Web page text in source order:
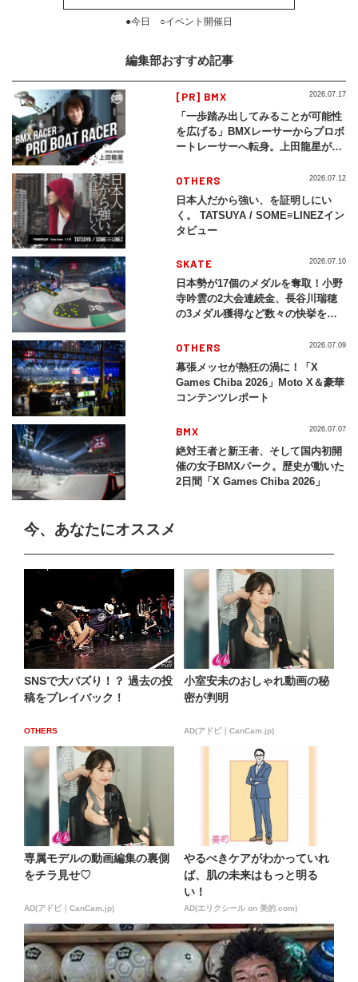
●今日 ○イベント開催日
編集部おすすめ記事
[PR] BMX
「一歩踏み出してみることが可能性
を広げる」BMXレーサーからプロボ
ートレーサーへ転身。上田龍星が体
2026.07.17
OTHERS
日本人だから強い、を証明しにい
く。 TATSUYA / SOME≡LINEZイン
タビュー
2026.07.12
SKATE
日本勢が17個のメダルを奪取！小野
寺吟雲の2大会連続金、長谷川瑞穂
の3メダル獲得など数々の快挙をプ
2026」
2026.07.10
OTHERS
幕張メッセが熱狂の渦に！「X
Games Chiba 2026」Moto X＆豪華
コンテンツレポート
2026.07.09
BMX
絶対王者と新王者、そして国内初開
催の女子BMXパーク。歴史が動いた
2日間「X Games Chiba 2026」
2026.07.07
今、あなたにオススメ
SNSで大バズり！？ 過去の投
稿をプレイバック！
OTHERS
小室安未のおしゃれ動画の秘
密が判明
AD(アドビ｜CanCam.jp)
専属モデルの動画編集の裏側
をチラ見せ♡
AD(アドビ｜CanCam.jp)
やるべきケアがわかっていれ
ば、肌の未来はもっと明る
い！
AD(エリクシール on 美的.com)